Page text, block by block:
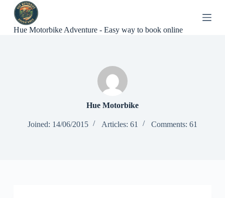
S
Hue Motorbike Adventure - Easy way to book online
Hue Motorbike
Joined: 14/06/2015 Articles: 61 Comments: 61